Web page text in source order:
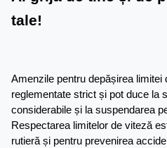
tale!
Amenzile pentru depășirea
reglementate strict și pot duce la
considerabile și la suspendarea
Respectarea limitelor de viteză
rutieră și pentru prevenirea